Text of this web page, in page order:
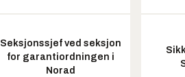
Seksjonssjef ved seksjon
for garantiordningen i
Norad